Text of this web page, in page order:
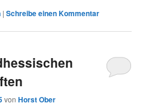
|Schreibe einen Kommentar
vonHorst Ober